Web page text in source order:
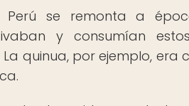
se remonta a
y consumían
quinua, por ejemplo, era